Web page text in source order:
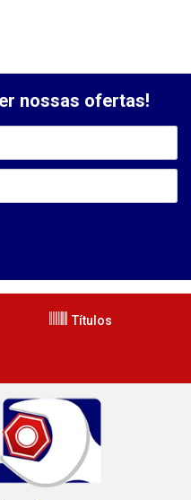
nossas ofertas!
Títulos